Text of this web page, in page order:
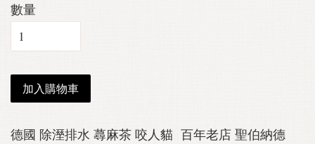
數量
加入購物車
德國 除溼排水 蕁麻茶 咬人貓 百年老店 聖伯納德